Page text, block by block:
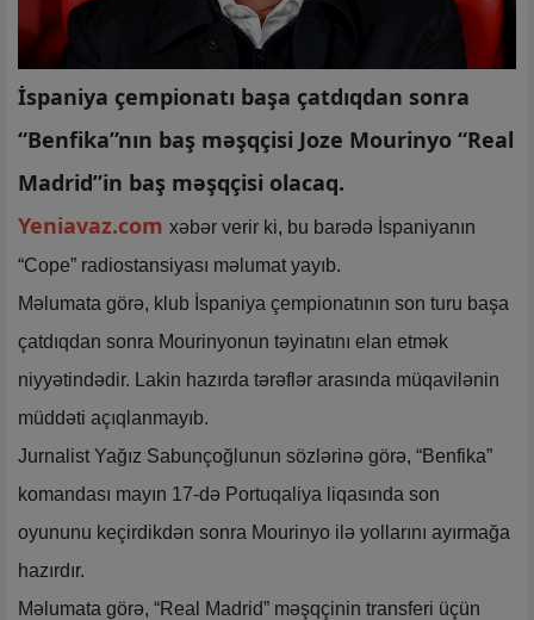
İspaniya çempionatı başa çatdıqdan sonra
“Benfika”nın baş məşqçisi Joze Mourinyo “Real
Madrid”in baş məşqçisi olacaq.
Yeniavaz.com xəbər verir ki, bu barədə İspaniyanın
“Cope” radiostansiyası məlumat yayıb.
Məlumata görə, klub İspaniya çempionatının son turu başa
çatdıqdan sonra Mourinyonun təyinatını elan etmək
niyyətindədir. Lakin hazırda tərəflər arasında müqavilənin
müddəti açıqlanmayıb.
Jurnalist Yağız Sabunçoğlunun sözlərinə görə, “Benfika”
komandası mayın 17-də Portuqaliya liqasında son
oyununu keçirdikdən sonra Mourinyo ilə yollarını ayırmağa
hazırdır.
Məlumata görə, “Real Madrid” məşqçinin transferi üçün